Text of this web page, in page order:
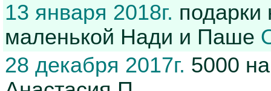
13 января 2018г. подарки
маленькой Нади и Паше
28 декабря 2017г. 5000